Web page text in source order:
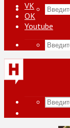
VK
ОК
Youtube